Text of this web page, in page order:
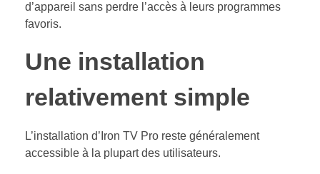
d’appareil sans perdre l’accès à leurs programmes
favoris.
Une installation
relativement simple
L’installation d’Iron TV Pro reste généralement
accessible à la plupart des utilisateurs.